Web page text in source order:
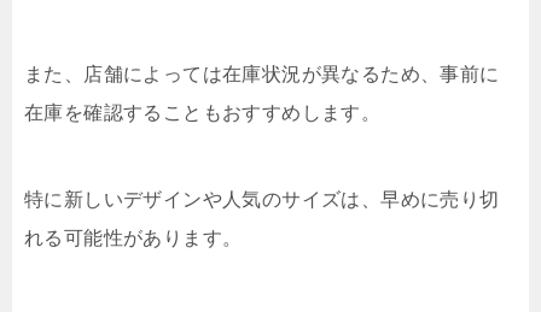
また、店舗によっては在庫状況が異なるため、事前に
在庫を確認することもおすすめします。
特に新しいデザインや人気のサイズは、早めに売り切
れる可能性があります。